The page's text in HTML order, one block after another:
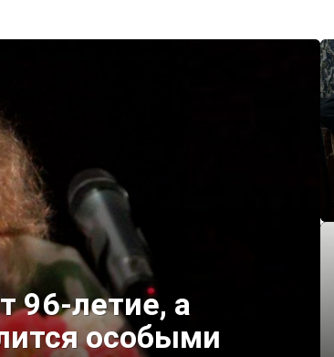
96-летие, а
особыми